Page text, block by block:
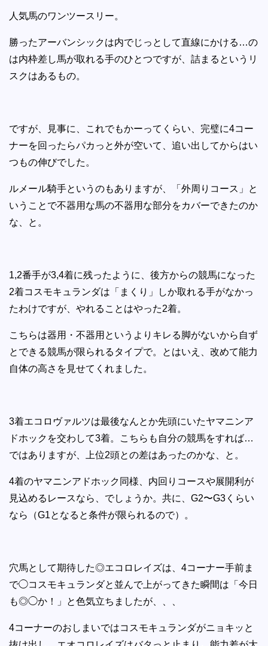
人気馬のワンツースリー。
勝ったアーバンシックは内でじっとして直線にかける…の
は内枠差し馬が取れる手のひとつですが、詰まるというリ
スクはあるもの。
ですが、見事に、これでもかーってくらい、完璧に4コー
ナーを回ったらパカっと外が空いて、追い出してからはい
つもの伸びでした。
ルメール騎手というのもありますが、「外周りコース」と
いうことで不器用な馬の不器用な部分をカバーできたのか
な、と。
1,2番手が3,4着に残ったように、後方からの競馬になった
2着コスモキュランダは「まくり」しか取れる手がなかっ
たわけですが、やれることはやった2着。
こちらは器用・不器用というよりキレる脚がないから自ず
とできる競馬が限られるタイプで。とはいえ、改めて能力
自体の高さを見せてくれました。
3着エコロヴァルツは最後なんとか先頭にいたヤマニンア
ドホックを交わして3着。こちらも自分の競馬をすれば…
ではありますが、上位2頭との差はあったのかな、と。
4着のヤマニンアドホック同様、内回りコースや展開利が
見込めるレースなら、でしょうか。共に、G2〜G3くらい
なら（G1となると条件が限られるので）。
穴馬として期待した◎エコロレイズは、4コーナー手前ま
で◯コスモキュランダと並んで上がってきた瞬間は「今日
も◎◯か！」と色気立ちましたが、、、
4コーナーのおしまいではコスモキュランダがニョキッと